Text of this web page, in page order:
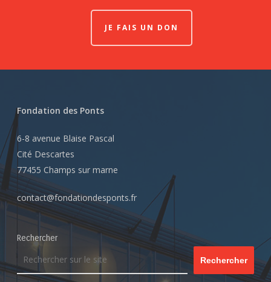
JE FAIS UN DON
Fondation des Ponts
6-8 avenue Blaise Pascal
Cité Descartes
77455 Champs sur marne
contact@fondationdesponts.fr
Rechercher
Rechercher